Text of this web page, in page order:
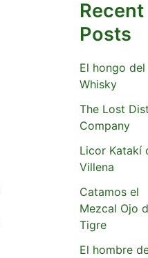
Recent
Posts
El hongo del
Whisky
The Lost
Company
Licor Katakí
Villena
Catamos el
Mezcal Ojo
Tigre
El hombre